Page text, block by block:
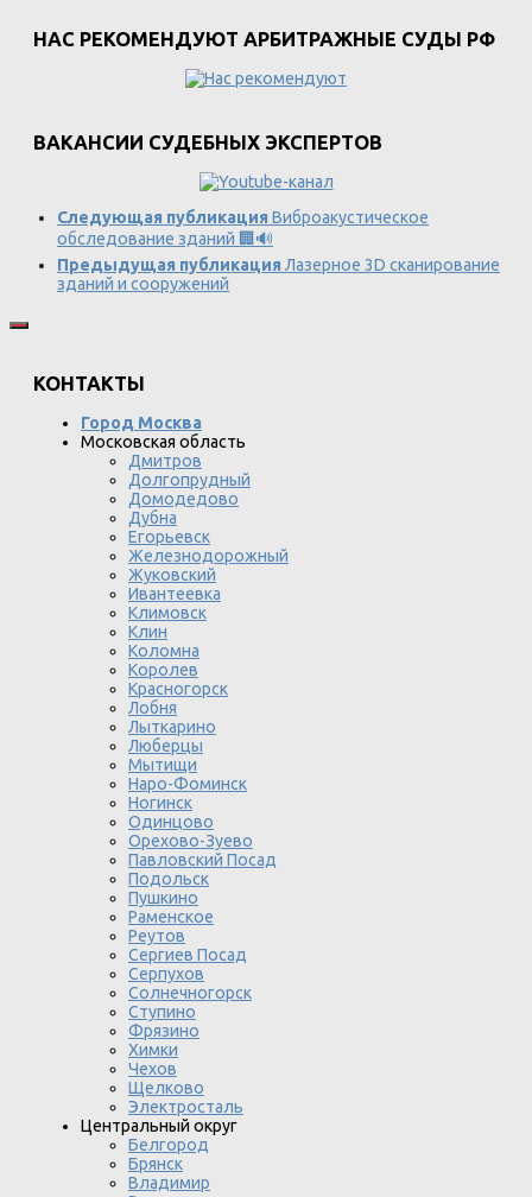
НАС РЕКОМЕНДУЮТ АРБИТРАЖНЫЕ СУДЫ РФ
ВАКАНСИИ СУДЕБНЫХ ЭКСПЕРТОВ
Следующая публикация Виброакустическое
обследование зданий 🏢🔊
Предыдущая публикация Лазерное 3D сканирование
зданий и сооружений
КОНТАКТЫ
Город Москва
Московская область
Дмитров
Долгопрудный
Домодедово
Дубна
Егорьевск
Железнодорожный
Жуковский
Ивантеевка
Климовск
Клин
Коломна
Королев
Красногорск
Лобня
Лыткарино
Люберцы
Мытищи
Наро-Фоминск
Ногинск
Одинцово
Орехово-Зуево
Павловский Посад
Подольск
Пушкино
Раменское
Реутов
Сергиев Посад
Серпухов
Солнечногорск
Ступино
Фрязино
Химки
Чехов
Щелково
Электросталь
Центральный округ
Белгород
Брянск
Владимир